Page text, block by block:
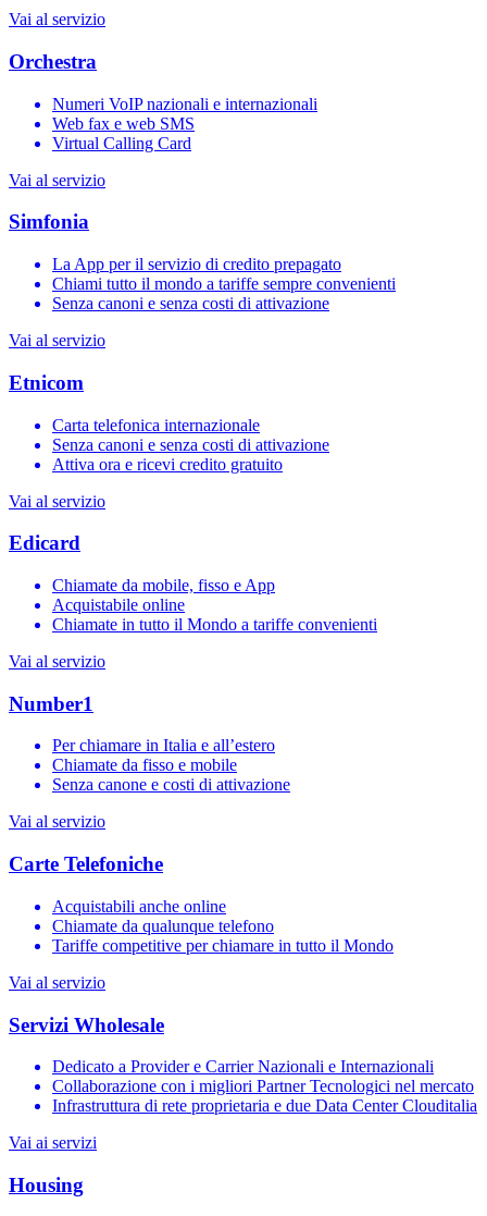
Vai al servizio
Orchestra
Numeri VoIP nazionali e internazionali
Web fax e web SMS
Virtual Calling Card
Vai al servizio
Simfonia
La App per il servizio di credito prepagato
Chiami tutto il mondo a tariffe sempre convenienti
Senza canoni e senza costi di attivazione
Vai al servizio
Etnicom
Carta telefonica internazionale
Senza canoni e senza costi di attivazione
Attiva ora e ricevi credito gratuito
Vai al servizio
Edicard
Chiamate da mobile, fisso e App
Acquistabile online
Chiamate in tutto il Mondo a tariffe convenienti
Vai al servizio
Number1
Per chiamare in Italia e all’estero
Chiamate da fisso e mobile
Senza canone e costi di attivazione
Vai al servizio
Carte Telefoniche
Acquistabili anche online
Chiamate da qualunque telefono
Tariffe competitive per chiamare in tutto il Mondo
Vai al servizio
Servizi Wholesale
Dedicato a Provider e Carrier Nazionali e Internazionali
Collaborazione con i migliori Partner Tecnologici nel mercato
Infrastruttura di rete proprietaria e due Data Center Clouditalia
Vai ai servizi
Housing